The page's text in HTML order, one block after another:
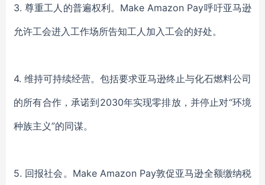
3. 尊重工人的普遍权利。Make Amazon Pay呼吁亚马逊
允许工会进入工作场所告知工人加入工会的好处。
4. 维持可持续经营。包括要求亚马逊终止与化石燃料公司
的所有合作，承诺到2030年实现零排放，并停止对“环境
种族主义”的同谋。
5. 回报社会。Make Amazon Pay敦促亚马逊全额缴纳税